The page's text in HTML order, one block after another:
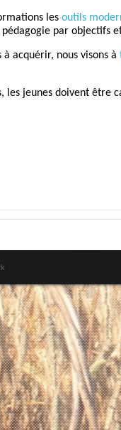
les outils
par objectifs
à acquérir, nous visons à
les jeunes doivent être